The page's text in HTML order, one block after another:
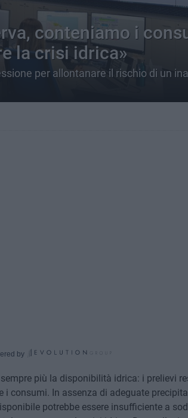
conteniamo i
la crisi idrica»
per allontanare il rischio di un
by
più la disponibilità idrica: i prelievi
i consumi. In assenza di adeguate
potrebbe essere insufficiente a